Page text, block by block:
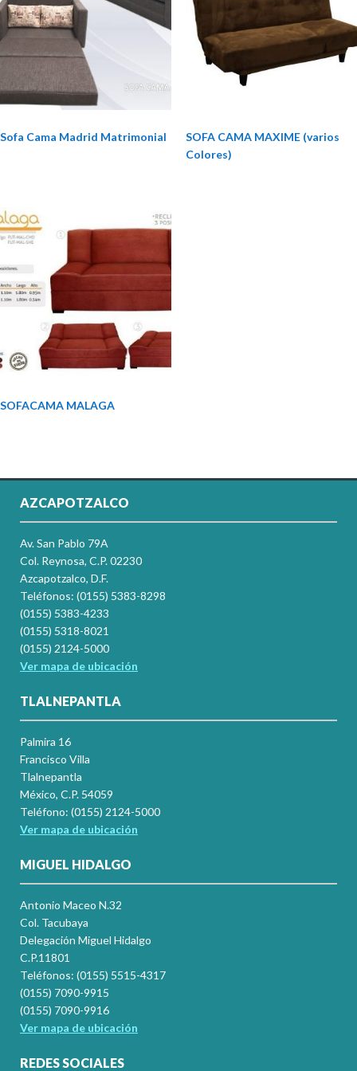
Sofa Cama Madrid Matrimonial
SOFA CAMA MAXIME (varios
Colores)
SOFACAMA MALAGA
AZCAPOTZALCO
Av. San Pablo 79A
Col. Reynosa, C.P. 02230
Azcapotzalco, D.F.
Teléfonos: (0155) 5383-8298
(0155) 5383-4233
(0155) 5318-8021
(0155) 2124-5000
Ver mapa de ubicación
TLALNEPANTLA
Palmira 16
Francisco Villa
Tlalnepantla
México, C.P. 54059
Teléfono: (0155) 2124-5000
Ver mapa de ubicación
MIGUEL HIDALGO
Antonio Maceo N.32
Col. Tacubaya
Delegación Miguel Hidalgo
C.P.11801
Teléfonos: (0155) 5515-4317
(0155) 7090-9915
(0155) 7090-9916
Ver mapa de ubicación
REDES SOCIALES